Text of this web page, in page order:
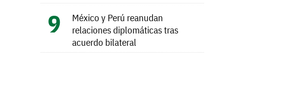
México y Perú reanudan
relaciones diplomáticas tras
acuerdo bilateral